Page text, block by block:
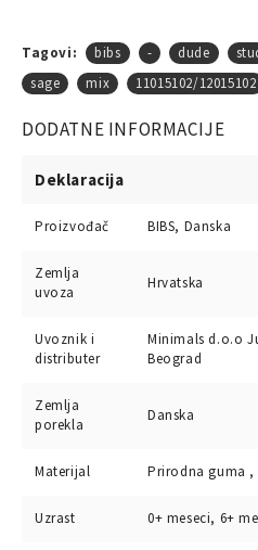
Tagovi: bibs - dude
sage
mix 11015102/12015102
DODATNE INFORMACIJE
Deklaracija
Proizvođač BIBS, Danska
Zemlja
uvoza
Hrvatska
Uvoznik i
distributer
Minimals d.o.o
Beograd
Zemlja
porekla
Danska
Materijal Prirodna guma ,
Uzrast 0+ meseci, 6+